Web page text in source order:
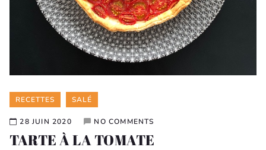
Categories
RECETTES SALÉ
28 JUIN 2020 NO COMMENTS
TARTE À LA TOMATE